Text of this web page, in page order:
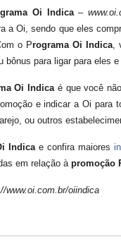
Oi Indica–
a Oi, sendo que eles
o Programa Oi Indica,
bônus para ligar para eles
Oi Indicaé que você
e indicar a Oi
ou outros
Indicae confira maiores
em relação à promoção
www.oi.com.br/oiindica